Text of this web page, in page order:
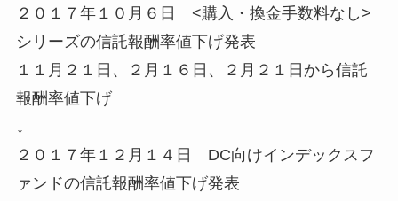
２０１７年１０月６日 <購入・換金手数料なし>
シリーズの信託報酬率値下げ発表
１１月２１日、２月１６日、２月２１日から信託
報酬率値下げ
↓
２０１７年１２月１４日 DC向けインデックスフ
ァンドの信託報酬率値下げ発表